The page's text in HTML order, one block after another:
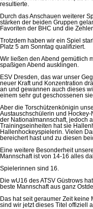
resultierte.
Durch das Anschauen weiterer
stärken der beiden Gruppen
Favoriten der BHC und die
Trotzdem haben wir ein Spiel
Platz 5 am Sonntag qualifiziert.
Wir ließen den Abend gemütlich
spaßigen Abend ausklingen.
ESV Dresden, das war unser
neuer Kraft und Konzentration
an und gewannen auch dieses
einem sehr gut geschossenen
Aber die Torschützenkönigin
Austauschschülerin und
der Nationalmannschaft, jedoch
Trainingseinheiten hat sie
Hallenhockeyspielerin. Vielen
bereichert hast und zu diesen
Eine weitere Besonderheit
Mannschaft ist von 14-16 alles
Spielerinnen sind 16.
Die wU16 des ATSV Güstrows
beste Mannschaft aus ganz
Das hat seit geraumer Zeit keine
sind wir jetzt dieses Titel offiziell